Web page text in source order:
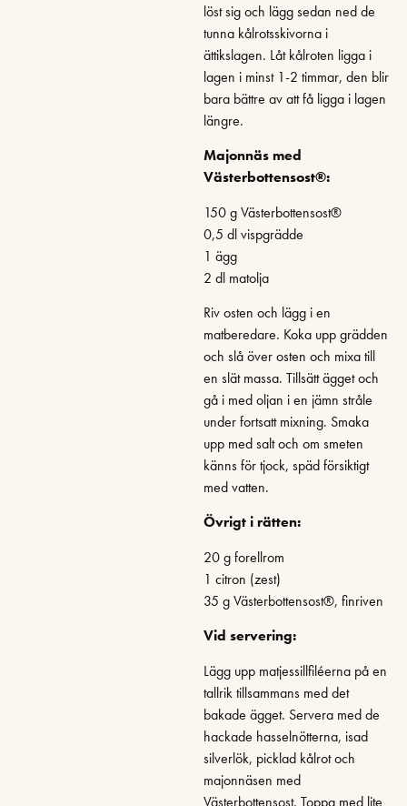
löst sig och lägg sedan ned de
tunna kålrotsskivorna i
ättikslagen. Låt kålroten ligga i
lagen i minst 1-2 timmar, den blir
bara bättre av att få ligga i lagen
längre.
Majonnäs med
Västerbottensost®:
150 g Västerbottensost®
0,5 dl vispgrädde
1 ägg
2 dl matolja
Riv osten och lägg i en
matberedare. Koka upp grädden
och slå över osten och mixa till
en slät massa. Tillsätt ägget och
gå i med oljan i en jämn stråle
under fortsatt mixning. Smaka
upp med salt och om smeten
känns för tjock, späd försiktigt
med vatten.
Övrigt i rätten:
20 g forellrom
1 citron (zest)
35 g Västerbottensost®, finriven
Vid servering:
Lägg upp matjessillfiléerna på en
tallrik tillsammans med det
bakade ägget. Servera med de
hackade hasselnötterna, isad
silverlök, picklad kålrot och
majonnäsen med
Västerbottensost. Toppa med lite